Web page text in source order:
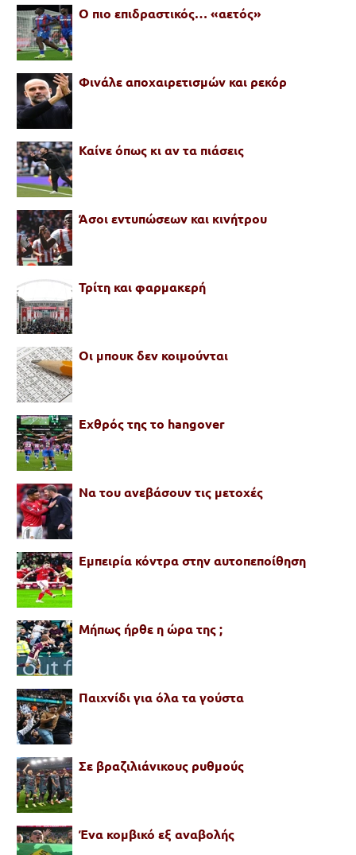
Ο πιο επιδραστικός… «αετός»
Φινάλε αποχαιρετισμών και ρεκόρ
Καίνε όπως κι αν τα πιάσεις
Άσοι εντυπώσεων και κινήτρου
Τρίτη και φαρμακερή
Οι μπουκ δεν κοιμούνται
Εχθρός της το hangover
Να του ανεβάσουν τις μετοχές
Εμπειρία κόντρα στην αυτοπεποίθηση
Μήπως ήρθε η ώρα της ;
Παιχνίδι για όλα τα γούστα
Σε βραζιλιάνικους ρυθμούς
Ένα κομβικό εξ αναβολής